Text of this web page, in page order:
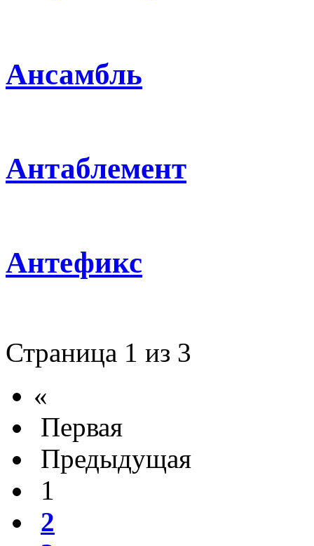
Ансамбль
Антаблемент
Антефикс
Страница 1 из 3
«
Первая
Предыдущая
1
2